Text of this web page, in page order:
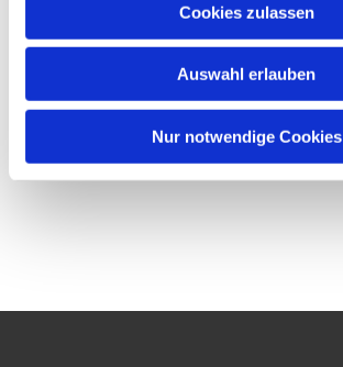
Cookies zulassen
Auswahl erlauben
Nur notwendige Cookies